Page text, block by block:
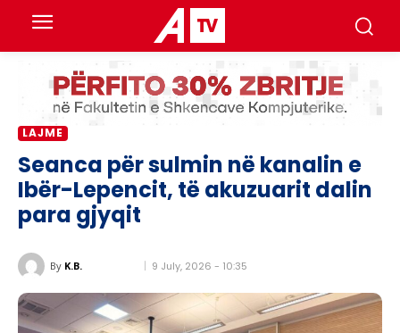
LAJME
Seanca për sulmin në kanalin e
Ibër-Lepencit, të akuzuarit dalin
para gjyqit
By K.B. 9 July, 2026 - 10:35